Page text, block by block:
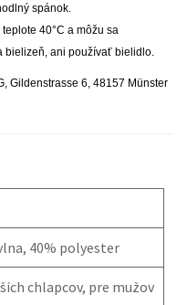
spánok.
40°C a môžu sa
bielizeň, ani používať bielidlo.
Gildenstrasse 6, 48157 Münster
40% polyester
chlapcov, pre mužov